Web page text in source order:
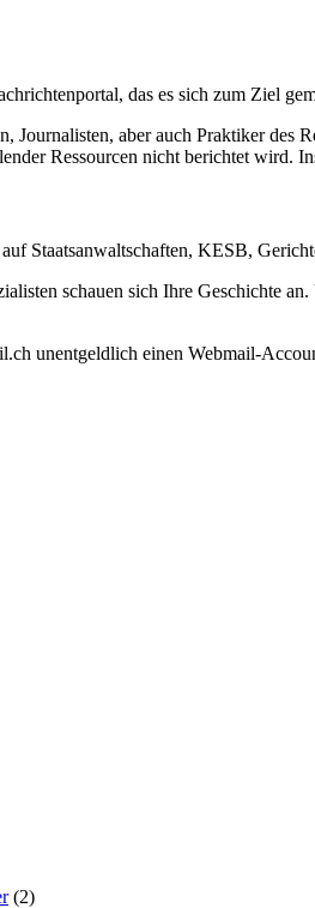
das es sich zum Ziel
Journalisten, aber auch Praktiker
Ressourcen nicht berichtet wird.
Staatsanwaltschaften, KESB,
schauen sich Ihre Geschichte
unentgeldlich einen Webmail-
(2)